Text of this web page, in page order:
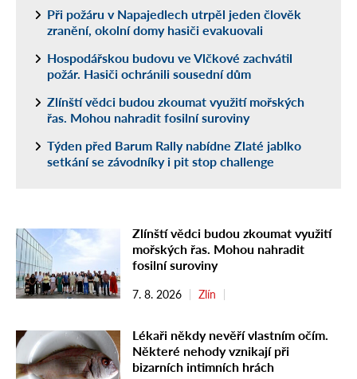
Při požáru v Napajedlech utrpěl jeden člověk
zranění, okolní domy hasiči evakuovali
Hospodářskou budovu ve Vlčkové zachvátil
požár. Hasiči ochránili sousední dům
Zlínští vědci budou zkoumat využití mořských
řas. Mohou nahradit fosilní suroviny
Týden před Barum Rally nabídne Zlaté jablko
setkání se závodníky i pit stop challenge
Zlínští vědci budou zkoumat využití
mořských řas. Mohou nahradit
fosilní suroviny
7. 8. 2026 Zlín
Lékaři někdy nevěří vlastním očím.
Některé nehody vznikají při
bizarních intimních hrách